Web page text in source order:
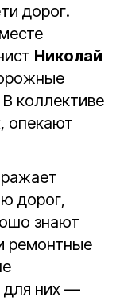
дорог.
Николай
В коллективе
опекают
дорог,
знают
ремонтные
для них —